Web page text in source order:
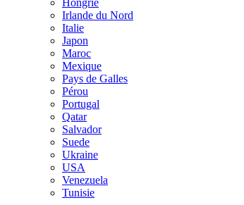
Hongrie
Irlande du Nord
Italie
Japon
Maroc
Mexique
Pays de Galles
Pérou
Portugal
Qatar
Salvador
Suede
Ukraine
USA
Venezuela
Tunisie